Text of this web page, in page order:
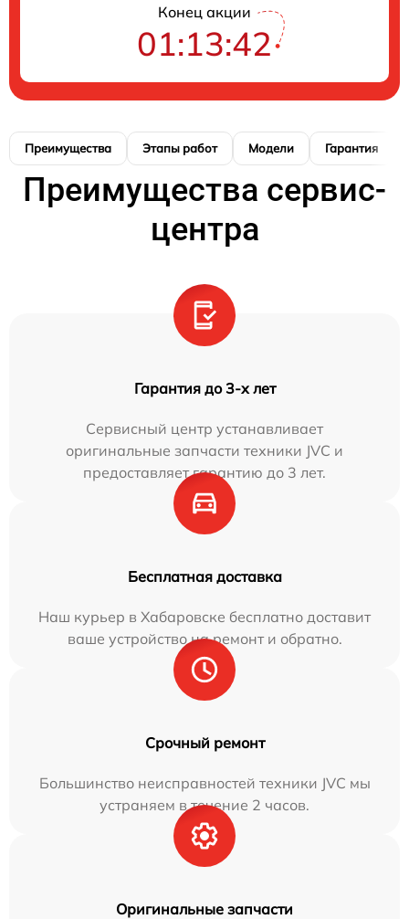
Конец акции
01:13:41
Преимущества Этапы работ Модели Гарантия
Преимущества сервис-
центра
Гарантия до 3-х лет
Сервисный центр устанавливает
оригинальные запчасти техники JVC и
предоставляет гарантию до 3 лет.
Бесплатная доставка
Наш курьер в Хабаровске бесплатно доставит
ваше устройство на ремонт и обратно.
Срочный ремонт
Большинство неисправностей техники JVC мы
устраняем в течение 2 часов.
Оригинальные запчасти